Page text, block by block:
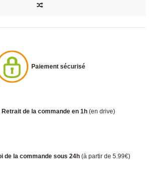
Paiement sécurisé
Retrait de la commande en 1h (en drive)
de la commande sous 24h (à partir de 5.99€)